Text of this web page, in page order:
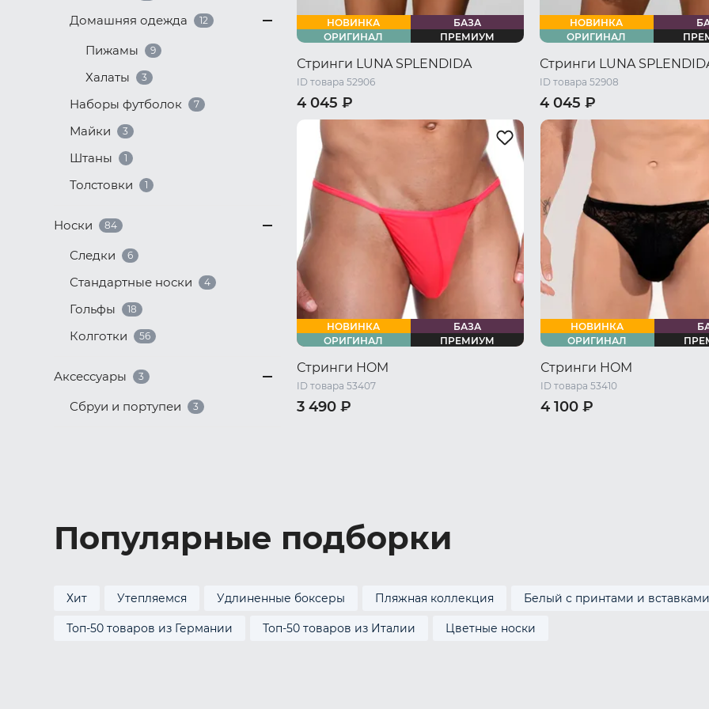
Домашняя одежда
12
Пижамы 9
Халаты 3
Наборы футболок 7
Майки 3
Штаны 1
Толстовки 1
Носки 84
Следки 6
Стандартные носки 4
Гольфы 18
Колготки 56
Аксессуары 3
Сбруи и портупеи 3
НОВИНКА
БАЗА
ОРИГИНАЛ
ПРЕМИУМ
Стринги LUNA SPLENDIDA
ID товара 52906
4 045 ₽
44 RU / S 46 RU / M 48 RU / L
НОВИНКА
ОРИГИНАЛ
Стринги LUNA
ID товара 52908
4 045 ₽
46 RU / M
НОВИНКА
БАЗА
ОРИГИНАЛ
ПРЕМИУМ
Стринги HOM
ID товара 53407
3 490 ₽
НОВИНКА
ОРИГИНАЛ
Стринги HOM
ID товара 53410
4 100 ₽
Популярные подборки
Хит Утепляемся Удлиненные боксеры Пляжная коллекция Белый с принтами и вставками
Топ-50 товаров из Германии Топ-50 товаров из Италии Цветные носки